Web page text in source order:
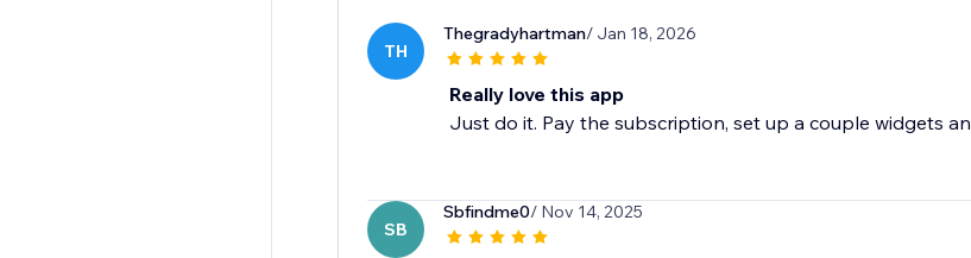
TH
Thegradyhartman/ Jan 18, 2026
Really love this app
Just do it. Pay the subscription, set up a couple widgets
SB
Sbfindme0/ Nov 14, 2025